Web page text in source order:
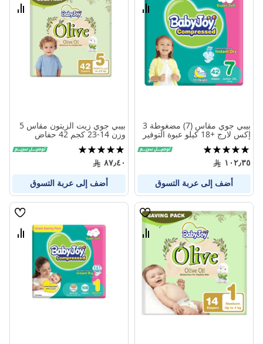
قارن
بيبي جوي مقاس (7) مضغوطة 3
إكس لارج +18 كيلو عبوة التوفير
الضخمة 42 حفاض
تقييم:
100%
١٠٢٫٣٥
أضف إلى عربة التسوق
قارن
بيبي جوي زيت الزيتون مقاس 5
وزن 14-23 كجم 42 حفاض
تقييم:
100%
٨٧٫٤٠
أضف إلى عربة التسوق
قائمة
قارن
قائمة
قارن